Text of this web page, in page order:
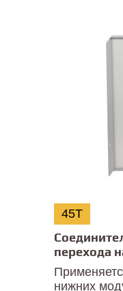
45T
перехода
нижних